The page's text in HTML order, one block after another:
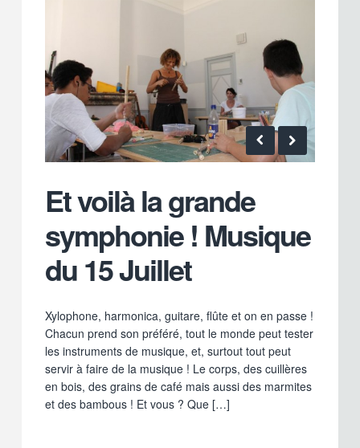
Et voilà la grande
symphonie ! Musique
du 15 Juillet
Xylophone, harmonica, guitare, flûte et on en passe !
Chacun prend son préféré, tout le monde peut tester
les instruments de musique, et, surtout tout peut
servir à faire de la musique ! Le corps, des cuillères
en bois, des grains de café mais aussi des marmites
et des bambous ! Et vous ? Que […]